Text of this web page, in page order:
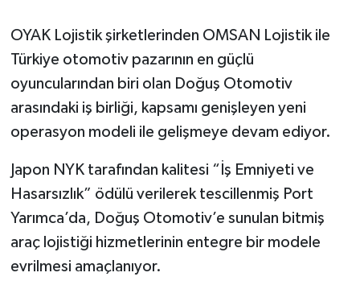
OYAK Lojistik şirketlerinden OMSAN Lojistik ile
Türkiye otomotiv pazarının en güçlü
oyuncularından biri olan Doğuş Otomotiv
arasındaki iş birliği, kapsamı genişleyen yeni
operasyon modeli ile gelişmeye devam ediyor.
Japon NYK tarafından kalitesi “İş Emniyeti ve
Hasarsızlık” ödülü verilerek tescillenmiş Port
Yarımca’da, Doğuş Otomotiv’e sunulan bitmiş
araç lojistiği hizmetlerinin entegre bir modele
evrilmesi amaçlanıyor.